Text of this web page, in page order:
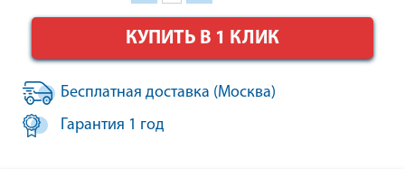
КУПИТЬ В 1 КЛИК
Бесплатная доставка (Москва)
Гарантия 1 год